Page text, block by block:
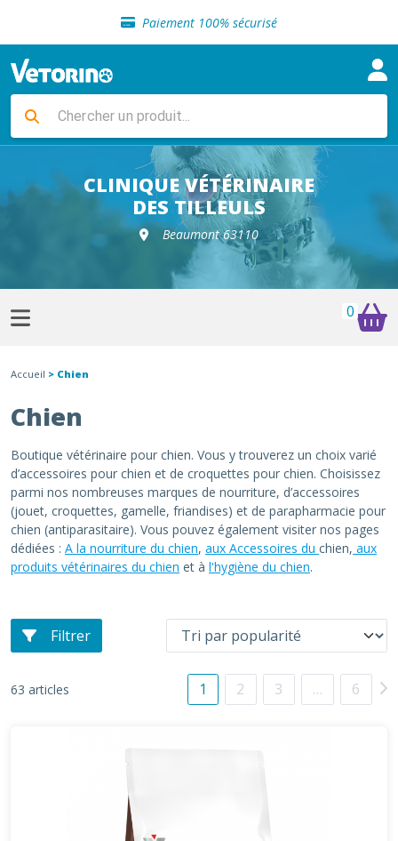
Paiement 100% sécurisé
Livraison gratuite en clinique vétérinaire
Sélection de croquettes vétérinaire
Livraison gratuite en clinique vétérinaire
Retour gratuit en clinique
Sélection de croquettes vétérinaire
CLINIQUE VÉTÉRINAIRE
DES TILLEULS
Beaumont 63110
0
Accueil > Chien
Chien
Boutique vétérinaire pour chien. Vous y trouverez un choix varié
d’accessoires pour chien et de croquettes pour chien. Choisissez
parmi nos nombreuses marques de nourriture, d’accessoires
(jouet, croquettes, gamelle, friandises) et de parapharmacie pour
chien (antiparasitaire). Vous pouvez également visiter nos pages
dédiées : A la nourriture du chien, aux Accessoires du chien, aux
produits vétérinaires du chien et à l'hygiène du chien.
Filtrer
63 articles 1 2 3 … 6